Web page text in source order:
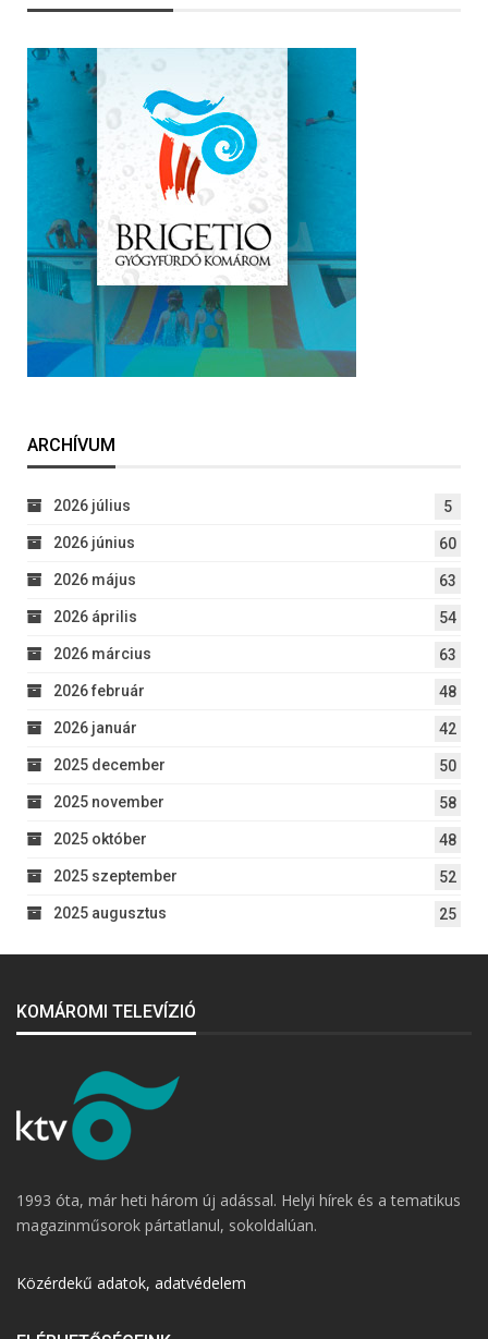
ARCHÍVUM
2026 július 5
2026 június 60
2026 május 63
2026 április 54
2026 március 63
2026 február 48
2026 január 42
2025 december 50
2025 november 58
2025 október 48
2025 szeptember 52
2025 augusztus 25
KOMÁROMI TELEVÍZIÓ
1993 óta, már heti három új adással. Helyi hírek és a tematikus
magazinműsorok pártatlanul, sokoldalúan.
Közérdekű adatok, adatvédelem